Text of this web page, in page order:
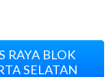
RAYA BLOK
SELATAN